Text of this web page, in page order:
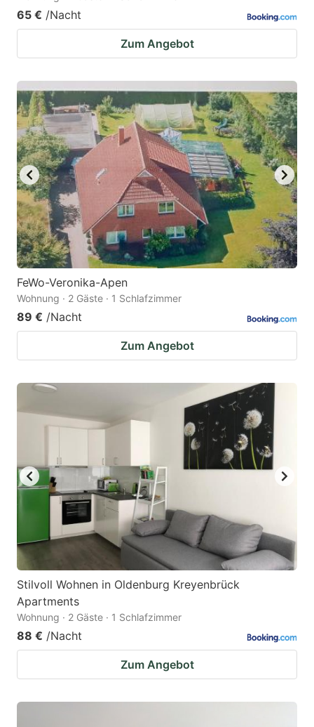
65 € /Nacht
Zum Angebot
FeWo-Veronika-Apen
Wohnung · 2 Gäste · 1 Schlafzimmer
89 € /Nacht
Zum Angebot
Stilvoll Wohnen in Oldenburg Kreyenbrück
Apartments
Wohnung · 2 Gäste · 1 Schlafzimmer
88 € /Nacht
Zum Angebot